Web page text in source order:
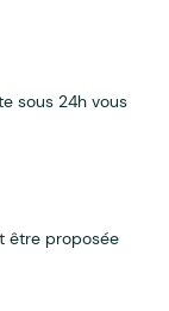
sous 24h vous
être proposée